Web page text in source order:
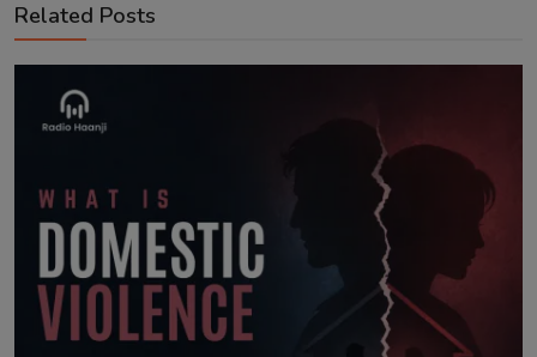
Related Posts